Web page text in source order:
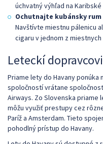
úchvatný výhľad na
Ochutnajte kubánsky
Navštívte miestnu pálenicu
cigaru v jednom z miestnych
Leteckí
Priame lety do Havany
spoločností vrátane
Airways. Zo Slovenska priame
môžu využiť prestupy cez
Paríž a Amsterdam. Tieto
pohodlný prístup do Havany.